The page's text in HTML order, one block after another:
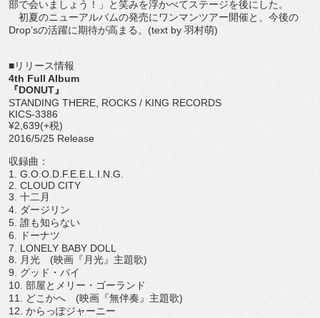
部で会いましょう！」と笑みを浮かべてステージを後にした。
初夏のニューアルバムの発売にワンマンツアー開催と、今後の
Drop’sの活躍に期待が高まる。(text by 羽村萌)
■リリース情報
4th Full Album
『DONUT』
STANDING THERE, ROCKS / KING RECORDS
KICS-3386
¥2,639(+税)
2016/5/25 Release
収録曲：
1. G.O.O.D.F.E.E.L.I.N.G.
2. CLOUD CITY
3. 十二月
4. ダージリン
5. 誰も知らない
6. ドーナツ
7. LONELY BABY DOLL
8. 月光 (映画『月光』主題歌)
9. グッド・バイ
10. 部屋とメリー・ゴーランド
11. どこかへ (映画『無伴奏』主題歌)
12. からっぽジャーニー